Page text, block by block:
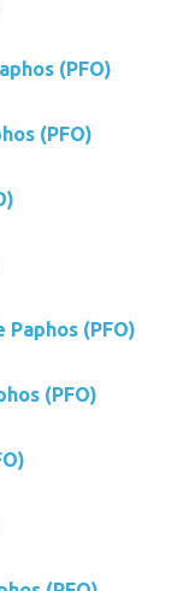
(PFO)
(PFO)
(PFO)
(PFO)